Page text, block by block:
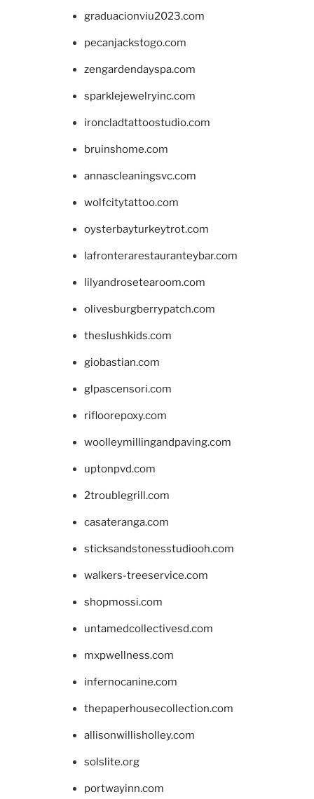
graduacionviu2023.com
pecanjackstogo.com
zengardendayspa.com
sparklejewelryinc.com
ironcladtattoostudio.com
bruinshome.com
annascleaningsvc.com
wolfcitytattoo.com
oysterbayturkeytrot.com
lafronterarestauranteybar.com
lilyandrosetearoom.com
olivesburgberrypatch.com
theslushkids.com
giobastian.com
glpascensori.com
rifloorepoxy.com
woolleymillingandpaving.com
uptonpvd.com
2troublegrill.com
casateranga.com
sticksandstonesstudiooh.com
walkers-treeservice.com
shopmossi.com
untamedcollectivesd.com
mxpwellness.com
infernocanine.com
thepaperhousecollection.com
allisonwillisholley.com
solslite.org
portwayinn.com